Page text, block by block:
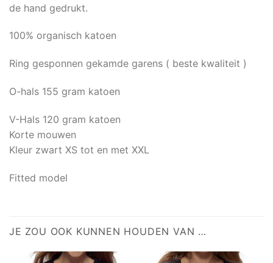
de hand gedrukt.
100% organisch katoen
Ring gesponnen gekamde garens ( beste kwaliteit )
O-hals 155 gram katoen
V-Hals 120 gram katoen
Korte mouwen
Kleur zwart XS tot en met XXL
Fitted model
JE ZOU OOK KUNNEN HOUDEN VAN …